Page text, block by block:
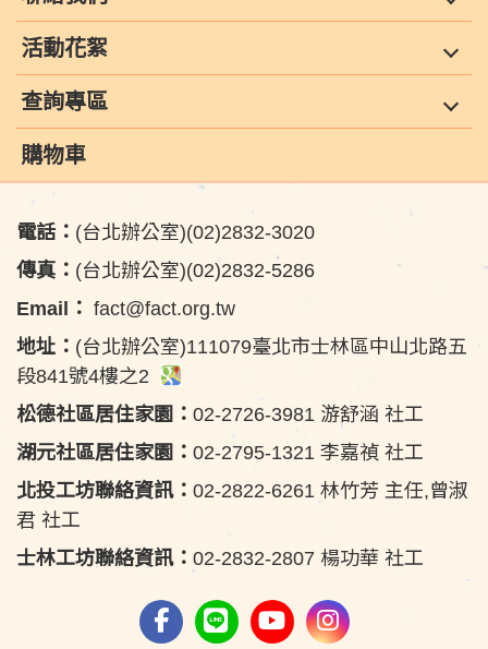
活動花絮
查詢專區
購物車
電話： (台北辦公室)(02)2832-3020
傳真： (台北辦公室)(02)2832-5286
Email： fact@fact.org.tw
地址： (台北辦公室)111079臺北市士林區中山北路五
段841號4樓之2
松德社區居住家園： 02-2726-3981 游舒涵 社工
湖元社區居住家園： 02-2795-1321 李嘉禎 社工
北投工坊聯絡資訊： 02-2822-6261 林竹芳 主任,曾淑
君 社工
士林工坊聯絡資訊： 02-2832-2807 楊功華 社工